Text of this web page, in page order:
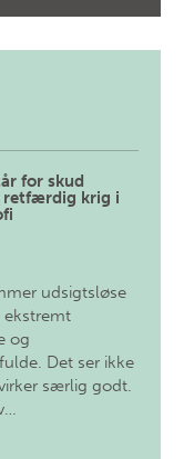
for skud
retfærdig krig i
udsigtsløse
ekstremt
og
Det ser ikke
særlig godt.